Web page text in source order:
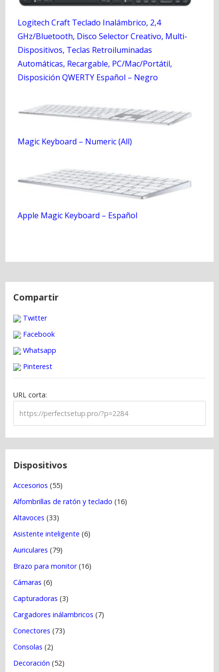
Logitech Craft Teclado Inalámbrico, 2,4
GHz/Bluetooth, Disco Selector Creativo, Multi-
Dispositivos, Teclas Retroiluminadas
Automáticas, Recargable, PC/Mac/Portátil,
Disposición QWERTY Español – Negro
Magic Keyboard – Numeric (All)
Apple Magic Keyboard – Español
N
e
n
Compartir
Twitter
Facebook
Whatsapp
Pinterest
URL corta:
Dispositivos
Accesorios (55)
Alfombrillas de ratón y teclado (16)
Altavoces (33)
Asistente inteligente (6)
Auriculares (79)
Brazo para monitor(16)
Cámaras (6)
Capturadoras (3)
Cargadores inálambricos (7)
Conectores (73)
Consolas (2)
Decoración (52)